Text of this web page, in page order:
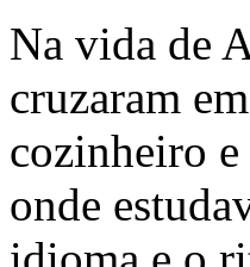
Na vida de
cruzaram
cozinheiro
onde